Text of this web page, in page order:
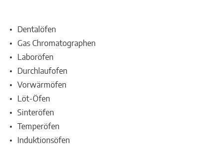
Dentalöfen
Gas Chromatographen
Laboröfen
Durchlaufofen
Vorwärmöfen
Löt-Öfen
Sinteröfen
Temperöfen
Induktionsöfen